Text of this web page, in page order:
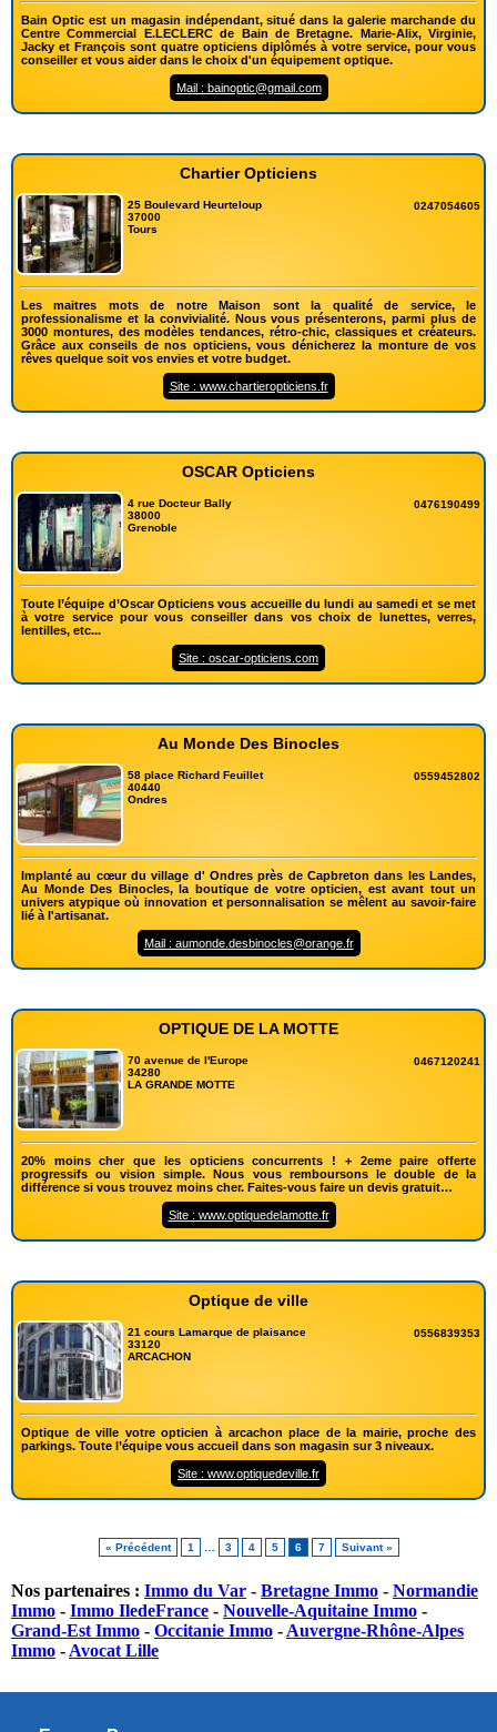
Bain Optic est un magasin indépendant, situé dans la galerie marchande du
Centre Commercial E.LECLERC de Bain de Bretagne. Marie-Alix, Virginie,
Jacky et François sont quatre opticiens diplômés à votre service, pour vous
conseiller et vous aider dans le choix d'un équipement optique.
Mail : bainoptic@gmail.com
Chartier Opticiens
25 Boulevard Heurteloup
37000
Tours
0247054605
Les maitres mots de notre Maison sont la qualité de service, le
professionalisme et la convivialité. Nous vous présenterons, parmi plus de
3000 montures, des modèles tendances, rétro-chic, classiques et créateurs.
Grâce aux conseils de nos opticiens, vous dénicherez la monture de vos
rêves quelque soit vos envies et votre budget.
Site : www.chartieropticiens.fr
OSCAR Opticiens
4 rue Docteur Bally
38000
Grenoble
0476190499
Toute l’équipe d’Oscar Opticiens vous accueille du lundi au samedi et se met
à votre service pour vous conseiller dans vos choix de lunettes, verres,
lentilles, etc...
Site : oscar-opticiens.com
Au Monde Des Binocles
58 place Richard Feuillet
40440
Ondres
0559452802
Implanté au cœur du village d' Ondres près de Capbreton dans les Landes,
Au Monde Des Binocles, la boutique de votre opticien, est avant tout un
univers atypique où innovation et personnalisation se mêlent au savoir-faire
lié à l'artisanat.
Mail : aumonde.desbinocles@orange.fr
OPTIQUE DE LA MOTTE
70 avenue de l'Europe
34280
LA GRANDE MOTTE
0467120241
20% moins cher que les opticiens concurrents ! + 2eme paire offerte
progressifs ou vision simple. Nous vous remboursons le double de la
différence si vous trouvez moins cher. Faites-vous faire un devis gratuit…
Site : www.optiquedelamotte.fr
Optique de ville
21 cours Lamarque de plaisance
33120
ARCACHON
0556839353
Optique de ville votre opticien à arcachon place de la mairie, proche des
parkings. Toute l’équipe vous accueil dans son magasin sur 3 niveaux.
Site : www.optiquedeville.fr
« Précédent 1 3 4 5 6 7 Suivant »
Nos partenaires : Immo du Var - Bretagne Immo - Normandie
Immo - Immo IledeFrance - Nouvelle-Aquitaine Immo -
Grand-Est Immo - Occitanie Immo - Auvergne-Rhône-Alpes
Immo - Avocat Lille